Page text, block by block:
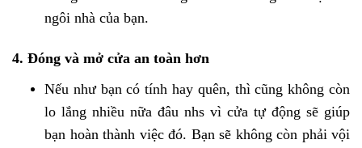
ngôi nhà của bạn.
4. Đóng và mở cửa an toàn hơn
Nếu như bạn có tính hay quên, thì cũng không còn
lo lắng nhiều nữa đâu nhs vì cửa tự động sẽ giúp
bạn hoàn thành việc đó. Bạn sẽ không còn phải vội